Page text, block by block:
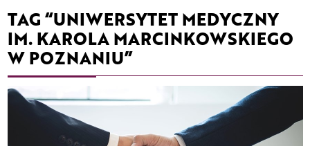
TAG “UNIWERSYTET MEDYCZNY
IM. KAROLA MARCINKOWSKIEGO
W POZNANIU”